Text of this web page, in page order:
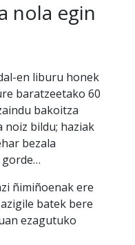
nola egin
en liburu honek
baratzeetako 60
bakoitza
noiz bildu; haziak
bezala
ñimiñoenak ere
batek bere
ezagutuko